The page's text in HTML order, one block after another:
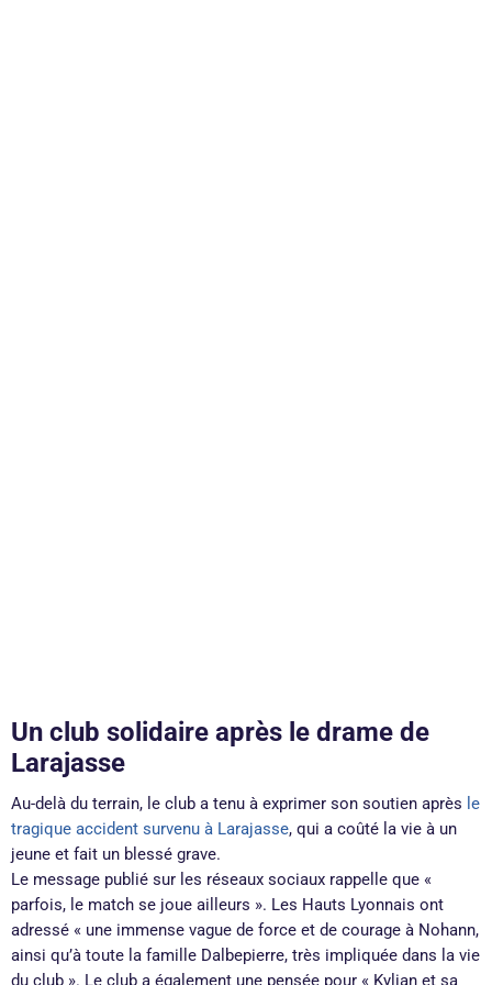
Un club solidaire après le drame de
Larajasse
Au-delà du terrain, le club a tenu à exprimer son soutien après le
tragique accident survenu à Larajasse, qui a coûté la vie à un
jeune et fait un blessé grave.
Le message publié sur les réseaux sociaux rappelle que «
parfois, le match se joue ailleurs ». Les Hauts Lyonnais ont
adressé « une immense vague de force et de courage à Nohann,
ainsi qu’à toute la famille Dalbepierre, très impliquée dans la vie
du club ». Le club a également une pensée pour « Kylian et sa